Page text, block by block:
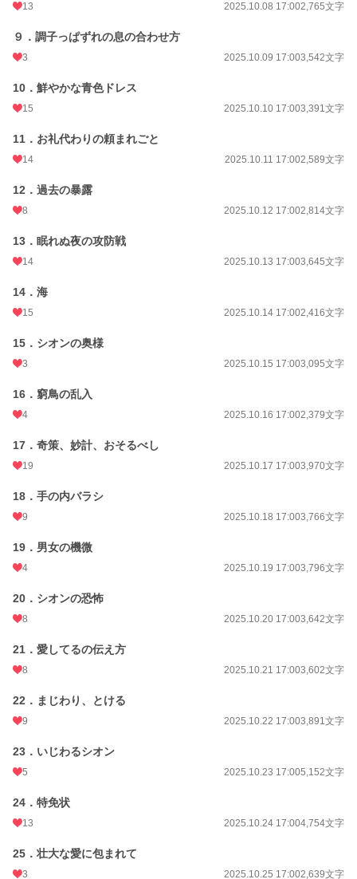
わたしたちの見つけた「真実の愛(笑)」、邪魔をしないでくださいな♡
小説 31,394 位 / 228,870 件
文字数
更新日時 2025.10.31 17:00
初回公開日時
初回完結日時 2025.10.31 20:06
週間ポイント
月間ポイント
累計ポイント 52,909 pt (43,315 位)
13 2025.10.08 17:002,765文字
９．調子っぱずれの息の合わせ方
3 2025.10.09 17:003,542文字
10．鮮やかな青色ドレス
15 2025.10.10 17:003,391文字
11．お礼代わりの頼まれごと
14 2025.10.11 17:002,589文字
12．過去の暴露
8 2025.10.12 17:002,814文字
13．眠れぬ夜の攻防戦
14 2025.10.13 17:003,645文字
14．海
15 2025.10.14 17:002,416文字
15．シオンの奥様
3 2025.10.15 17:003,095文字
16．窮鳥の乱入
4 2025.10.16 17:002,379文字
17．奇策、妙計、おそるべし
19 2025.10.17 17:003,970文字
18．手の内バラシ
9 2025.10.18 17:003,766文字
19．男女の機微
4 2025.10.19 17:003,796文字
20．シオンの恐怖
8 2025.10.20 17:003,642文字
21．愛してるの伝え方
8 2025.10.21 17:003,602文字
22．まじわり、とける
9 2025.10.22 17:003,891文字
23．いじわるシオン
5 2025.10.23 17:005,152文字
24．特免状
13 2025.10.24 17:004,754文字
25．壮大な愛に包まれて
3 2025.10.25 17:002,639文字